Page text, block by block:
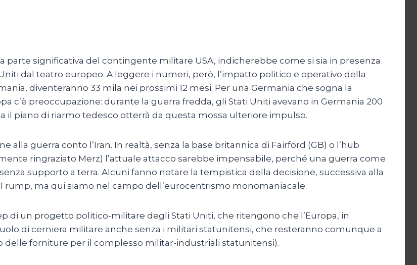
parte significativa del contingente militare USA, indicherebbe come si sia in presenza
dal teatro europeo. A leggere i numeri, però, l’impatto politico e operativo della
diventeranno 33 mila nei prossimi 12 mesi. Per una Germania che sogna la
c’è preoccupazione: durante la guerra fredda, gli Stati Uniti avevano in Germania 200
il piano di riarmo tedesco otterrà da questa mossa ulteriore impulso.
guerra conto l’Iran. In realtà, senza la base britannica di Fairford (GB) o l’hub
ringraziato Merz) l’attuale attacco sarebbe impensabile, perché una guerra come
supporto a terra. Alcuni fanno notare la tempistica della decisione, successiva alla
ma qui siamo nel campo dell’eurocentrismo monomaniacale.
di un progetto politico-militare degli Stati Uniti, che ritengono che l’Europa, in
di cerniera militare anche senza i militari statunitensi, che resteranno comunque a
delle forniture per il complesso militar-industriali statunitensi).